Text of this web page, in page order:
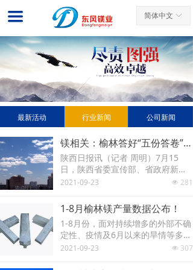
끀
网站首页
关于我们
新闻中心
产品展示
客户案例
先进工艺
服务中心
ꀅ
简体中文
镁相关：榆林答好“五份答卷” 深入推动转型升级高质量发展
陕西日报讯（记者 周明）7月15
日，陕西省委宣传部、省政府新闻
办举办“奋斗百年路 启航新征程”系
委副书记张胜利，榆林市委常委、
市委宣传部部长曾德超，榆林市发
展和改革委副主任刘小波，介绍榆
林市“深入推动转型升级高质量发展
奋力谱写新时代追赶超越新篇章”有
넶 281
2021-09-23
1-8月榆林镁产量数据公布！
1-8月份，面对持续增多的外部不确
定性、疫情及6月以来的旱情等多重
冲击，全市上下在市委、市政府的
넶 307
2021-09-23
最新活动 行业新闻 公司新闻